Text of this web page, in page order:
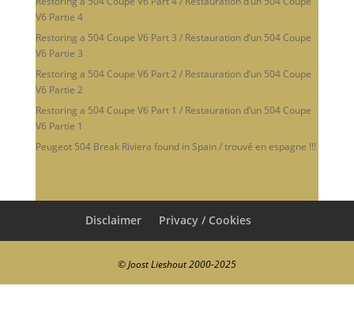
V6 Partie 4
Restoring a 504 Coupe V6 Part 3 / Restauration d’un 504 Coupe
V6 Partie 3
Restoring a 504 Coupe V6 Part 2 / Restauration d’un 504 Coupe
V6 Partie 2
Restoring a 504 Coupe V6 Part 1 / Restauration d’un 504 Coupe
V6 Partie 1
Peugeot 504 Break Riviera found in Spain / trouvé en espagne !!!
Disclaimer Privacy / Cookies
© Joost Lieshout 2000-2025